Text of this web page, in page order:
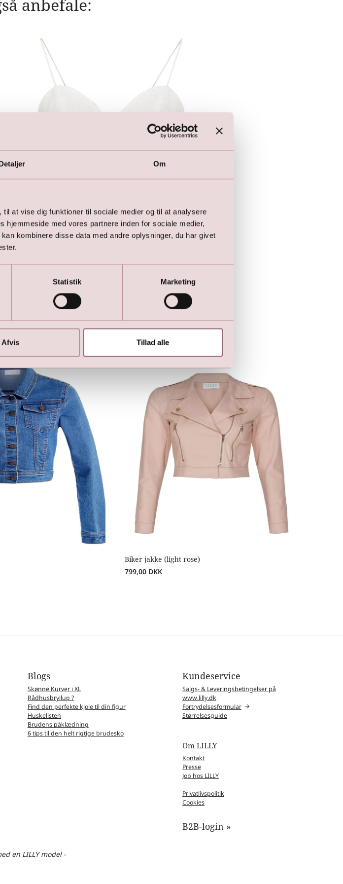
Om
at vise dig funktioner til sociale medier og til at analysere
med vores partnere inden for sociale medier,
kombinere disse data med andre oplysninger, du har givet
Statistik Marketing
Afvis Tillad alle
anbefale:
Lilly Glitter Top - Cream
Biker jakke (light rose)
799,00 DKK
Blogs
Skønne Kurver i XL
Rådhusbryllup ?
Find den perfekte kjole til din figur
Huskelisten
Brudens påklædning
6 tips til den helt rigtige brudesko
Kundeservice
Salgs- & Leveringsbetingelser på
www.lilly.dk
Fortrydelsesformular
Størrelsesguide
Om LILLY
Kontakt
Presse
Job hos LILLY
Privatlivspolitik
Cookies
B2B-login »
en LILLY model -